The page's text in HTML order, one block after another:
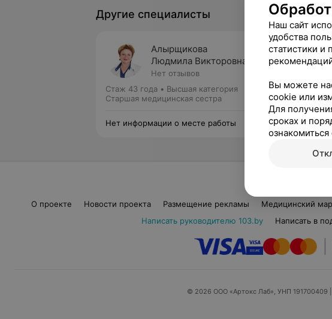
Другие специалисты
Алырщикова
Людмила Викторовна
Нет отзывов
Стаж 43 года • Высшая категория
Старшая медицинская сестра
Нет информации о месте работы Нет
О проекте Новости проекта Размещение рекламы Медицинский
Написать руководителю 103.by
Написать в
© 2026 ООО «Артокс Лаб», УНП 191700409
Наш сайт
удобства
статистики и
Вы можете
cookie или
Для
сроках и